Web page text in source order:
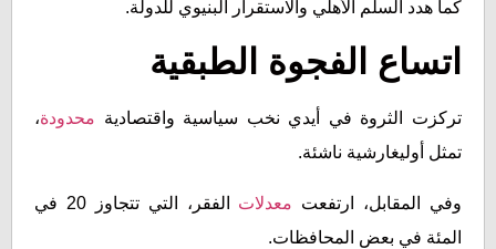
كما هدد السلم الأهلي والاستقرار البنيوي للدولة.
اتساع الفجوة الطبقية
تركزت الثروة في أيدي نخب سياسية واقتصادية محدودة،
تمثل أوليغارشية ناشئة.
وفي المقابل، ارتفعت معدلات
الفقر، التي تتجاوز 20 في
المئة في بعض المحافظات.